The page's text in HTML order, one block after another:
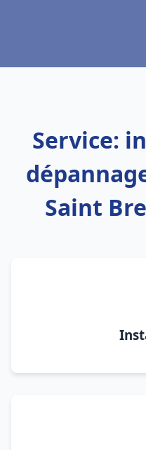
Service:
Saint